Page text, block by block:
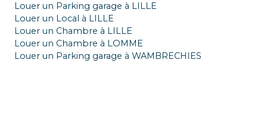
Louer un Parking garage à LILLE
Louer un Local à LILLE
Louer un Chambre à LILLE
Louer un Chambre à LOMME
Louer un Parking garage à WAMBRECHIES